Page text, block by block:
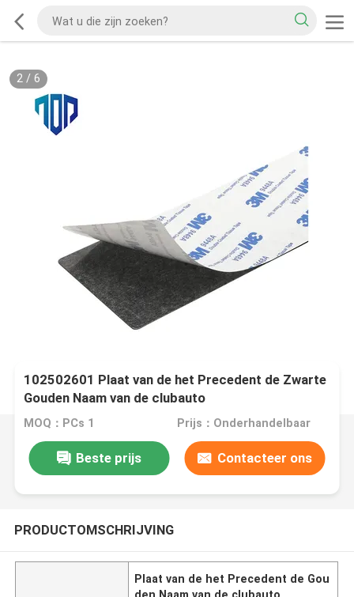
2/ 6
102502601 Plaat van de het Precedent de Zwarte
Gouden Naam van de clubauto
MOQ：PCs 1 Prijs：Onderhandelbaar
Beste prijs Contacteer ons
PRODUCTOMSCHRIJVING
Plaat van de het Precedent de Gou
den Naam van de clubauto